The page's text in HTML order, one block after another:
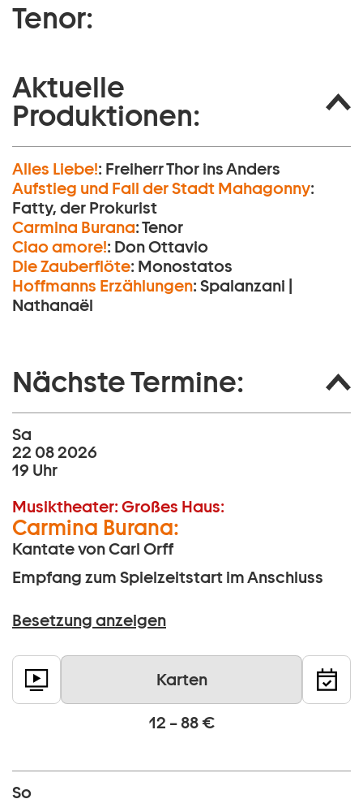
Tenor:
Aktuelle
Produktionen:
Alles Liebe!: Freiherr Thor ins Anders
Aufstieg und Fall der Stadt Mahagonny:
Fatty, der Prokurist
Carmina Burana:Tenor
Ciao amore!: Don Ottavio
Die Zauberflöte: Monostatos
Hoffmanns Erzählungen: Spalanzani |
Nathanaël
Nächste Termine:
Sa
22 08 2026
19 Uhr
Musiktheater: Großes Haus:
Carmina Burana:
Kantate von Carl Orff
Empfang zum Spielzeitstart im Anschluss
Besetzung anzeigen
Karten
12 – 88 €
So